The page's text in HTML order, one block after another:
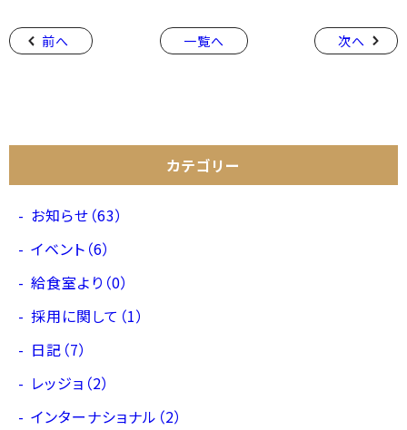
前へ 一覧へ 次へ
カテゴリー
お知らせ（63）
イベント（6）
給食室より（0）
採用に関して（1）
日記（7）
レッジョ（2）
インターナショナル（2）